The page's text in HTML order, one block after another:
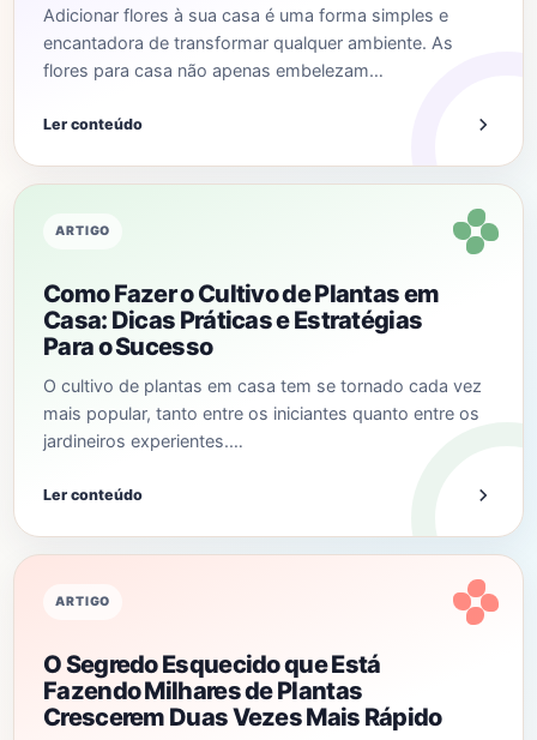
Adicionar flores à sua casa é uma forma simples e
encantadora de transformar qualquer ambiente. As
flores para casa não apenas embelezam…
Ler conteúdo
ARTIGO
Como Fazer o Cultivo de Plantas em
Casa: Dicas Práticas e Estratégias
Para o Sucesso
O cultivo de plantas em casa tem se tornado cada vez
mais popular, tanto entre os iniciantes quanto entre os
jardineiros experientes.…
Ler conteúdo
ARTIGO
O Segredo Esquecido que Está
Fazendo Milhares de Plantas
Crescerem Duas Vezes Mais Rápido